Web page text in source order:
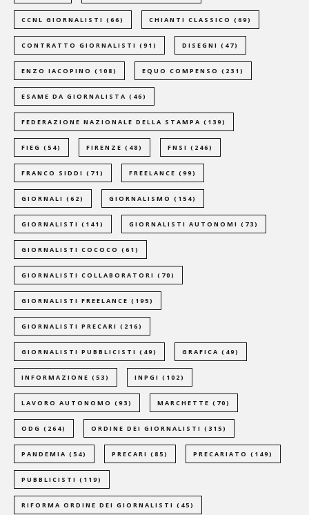
CCNL GIORNALISTI (66) CHIANTI CLASSICO (69)
CONTRATTO GIORNALISTI (91) DISEGNI (47)
ENZO IACOPINO (108) EQUO COMPENSO (231)
ESAME DA GIORNALISTA (46)
FEDERAZIONE NAZIONALE DELLA STAMPA (139)
FIEG (54) FIRENZE (48) FNSI (246)
FRANCO SIDDI (71) FREELANCE (99)
GIORNALI (62) GIORNALISMO (154)
GIORNALISTI (141) GIORNALISTI AUTONOMI (73)
GIORNALISTI COCOCO (61)
GIORNALISTI COLLABORATORI (70)
GIORNALISTI FREELANCE (195)
GIORNALISTI PRECARI (216)
GIORNALISTI PUBBLICISTI (49) GRAFICA (49)
INFORMAZIONE (53) INPGI (102)
LAVORO AUTONOMO (93) MARCHETTE (70)
ODG (264) ORDINE DEI GIORNALISTI (315)
PANDEMIA (54) PRECARI (85) PRECARIATO (149)
PUBBLICISTI (119)
RIFORMA ORDINE DEI GIORNALISTI (45)